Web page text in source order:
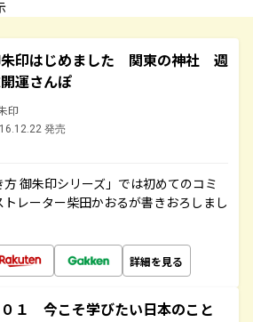
印はじめました 関東の神社 週
運さんぽ
印
発売
御朱印シリーズ」では初めてのコミ
レーター柴田かおるが書きおろしまし
詳細を見る
０１ 今こそ学びたい日本のこと